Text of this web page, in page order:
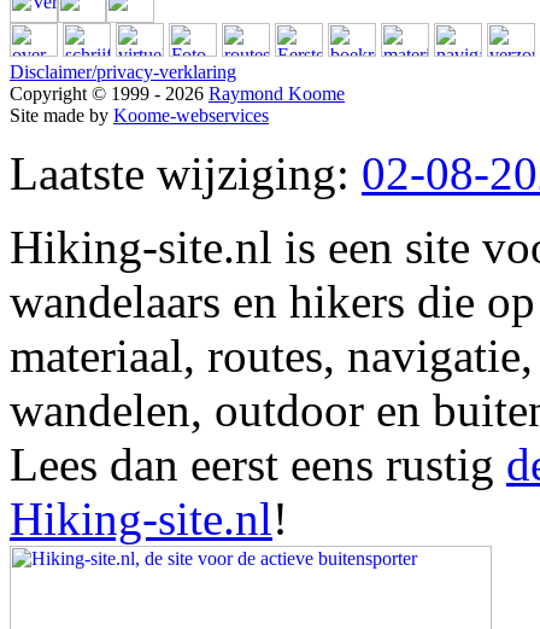
Disclaimer/privacy-verklaring
Copyright © 1999 - 2026 Raymond Koome
Site made by Koome-webservices
Laatste wijziging: 02-08-
Hiking-site.nl is een site
wandelaars en hikers die
materiaal, routes,
wandelen, outdoor en
Lees dan eerst eens rustig
Hiking-site.nl!